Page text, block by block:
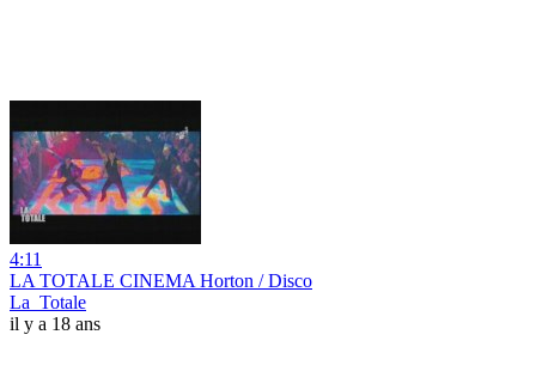
4:11
LA TOTALE CINEMA Horton / Disco
La_Totale
il y a 18 ans